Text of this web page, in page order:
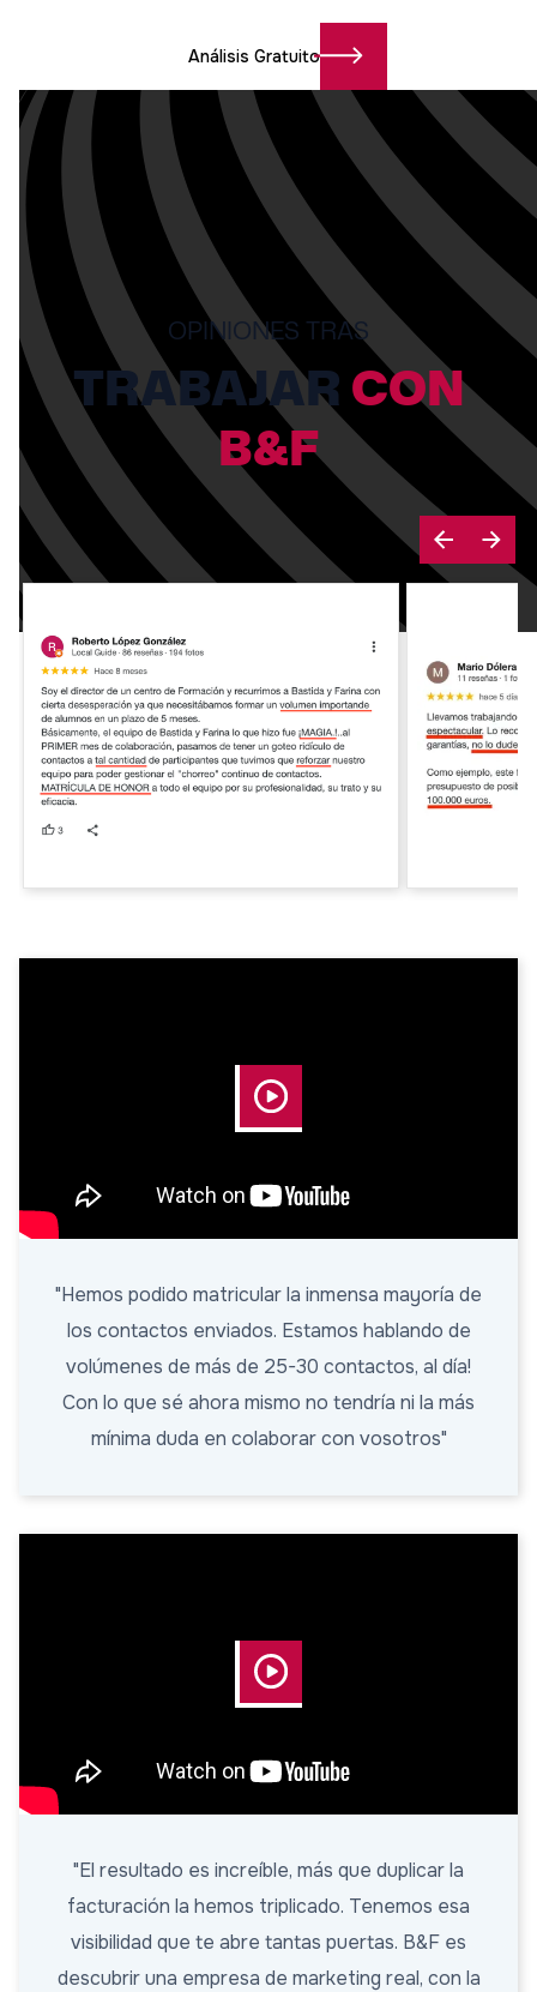
Análisis Gratuito
OPINIONES TRAS
TRABAJARCON
B&F
"Hemos podido matricular la inmensa mayoría de
los contactos enviados. Estamos hablando de
volúmenes de más de 25-30 contactos, al día!
Con lo que sé ahora mismo no tendría ni la más
mínima duda en colaborar con vosotros"
"El resultado es increíble, más que duplicar la
facturación la hemos triplicado. Tenemos esa
visibilidad que te abre tantas puertas. B&F es
descubrir una empresa de marketing real, con la